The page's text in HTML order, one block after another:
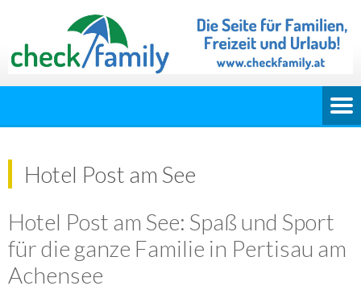
Hotel Post am See
Hotel Post am See: Spaß und Sport
für die ganze Familie in Pertisau am
Achensee